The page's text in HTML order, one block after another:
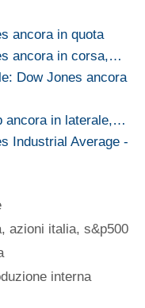
ancora in quota
ancora in corsa,…
Dow Jones ancora
ancora in laterale,…
Industrial Average -
,azioni italia,s&p500
interna